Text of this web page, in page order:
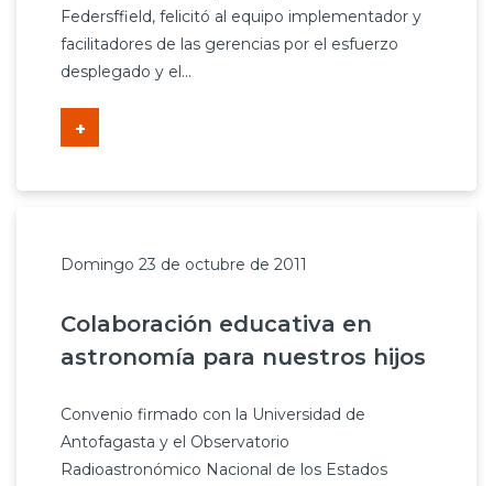
Federsffield, felicitó al equipo implementador y
facilitadores de las gerencias por el esfuerzo
desplegado y el...
+
Domingo 23 de octubre de 2011
Colaboración educativa en
astronomía para nuestros hijos
Convenio firmado con la Universidad de
Antofagasta y el Observatorio
Radioastronómico Nacional de los Estados